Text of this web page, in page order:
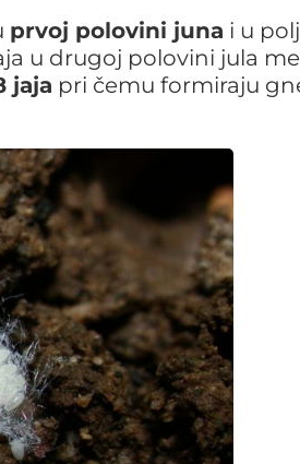
prvoj polovini juna i u
u drugoj polovini jula
jaja pri čemu formiraju